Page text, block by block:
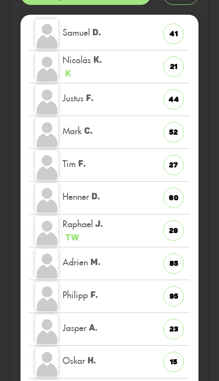
Samuel D. 41
Nicolás K.
K
21
Justus F. 44
Mark C. 52
Tim F. 27
Henner D. 60
Raphael J.
TW
29
Adrien M. 85
Philipp F. 95
Jasper A. 23
Oskar H. 15